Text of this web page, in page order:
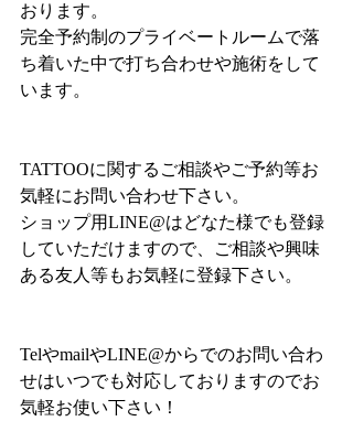
おります。
完全予約制のプライベートルームで落
ち着いた中で打ち合わせや施術をして
います。
TATTOOに関するご相談やご予約等お
気軽にお問い合わせ下さい。
ショップ用LINE@はどなた様でも登録
していただけますので、ご相談や興味
ある友人等もお気軽に登録下さい。
TelやmailやLINE@からでのお問い合わ
せはいつでも対応しておりますのでお
気軽お使い下さい！